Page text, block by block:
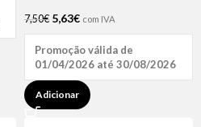
7,50€ 5,63€ com IVA
Promoção válida de
01/04/2026 até 30/08/2026
Adicionar